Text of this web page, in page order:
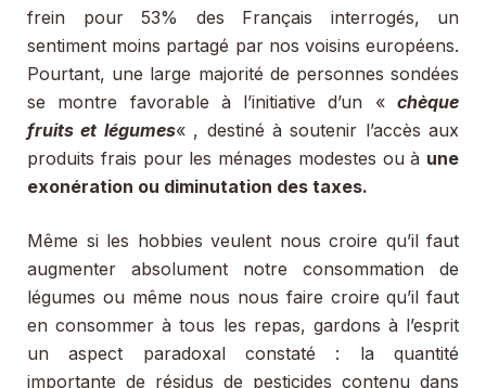
frein pour 53% des Français interrogés, un
sentiment moins partagé par nos voisins européens.
Pourtant, une large majorité de personnes sondées
se montre favorable à l’initiative d’un « chèque
fruits et légumes« , destiné à soutenir l’accès aux
produits frais pour les ménages modestes ou à une
exonération ou diminutation des taxes.
Même si les hobbies veulent nous croire qu’il faut
augmenter absolument notre consommation de
légumes ou même nous nous faire croire qu’il faut
en consommer à tous les repas, gardons à l’esprit
un aspect paradoxal constaté : la quantité
importante de résidus de pesticides contenu dans